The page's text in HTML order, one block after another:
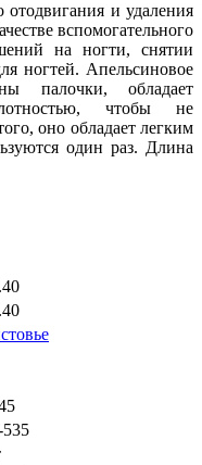
отодвигания и удаления
вспомогательного
на ногти, снятии
ногтей. Апельсиновое
палочки, обладает
чтобы не
оно обладает легким
один раз. Длина